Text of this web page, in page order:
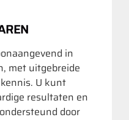
in
met uitgebreide
U kunt
resultaten en
door